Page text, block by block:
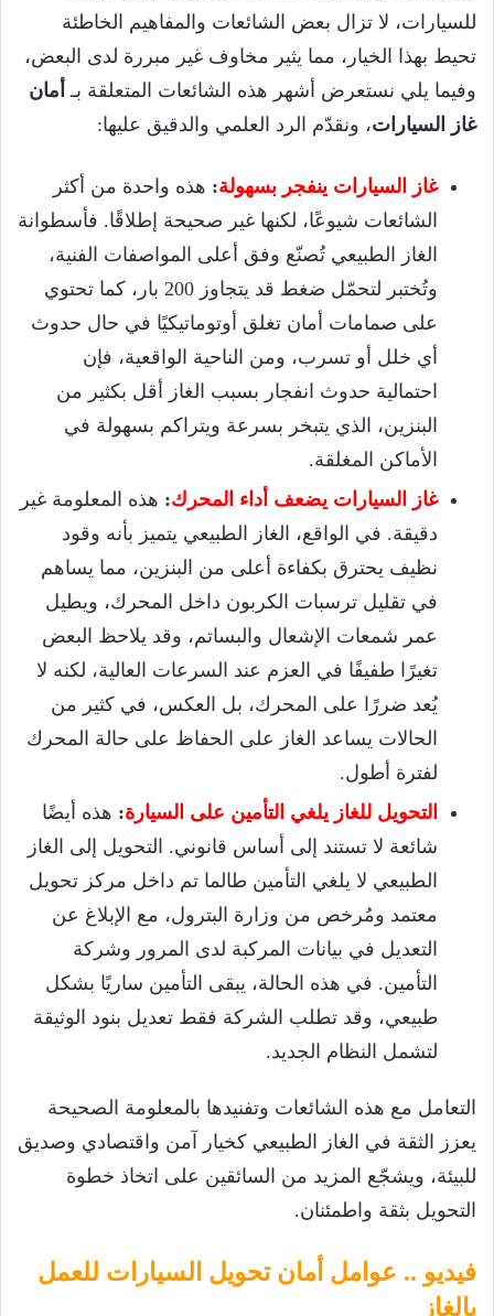
للسيارات، لا تزال بعض الشائعات والمفاهيم الخاطئة
تحيط بهذا الخيار، مما يثير مخاوف غير مبررة لدى البعض،
وفيما يلي نستعرض أشهر هذه الشائعات المتعلقة بـ أمان
غاز السيارات، ونقدّم الرد العلمي والدقيق عليها:
غاز السيارات ينفجر بسهولة: هذه واحدة من أكثر
الشائعات شيوعًا، لكنها غير صحيحة إطلاقًا. فأسطوانة
الغاز الطبيعي تُصنّع وفق أعلى المواصفات الفنية،
وتُختبر لتحمّل ضغط قد يتجاوز 200 بار، كما تحتوي
على صمامات أمان تغلق أوتوماتيكيًا في حال حدوث
أي خلل أو تسرب، ومن الناحية الواقعية، فإن
احتمالية حدوث انفجار بسبب الغاز أقل بكثير من
البنزين، الذي يتبخر بسرعة ويتراكم بسهولة في
الأماكن المغلقة.
غاز السيارات يضعف أداء المحرك: هذه المعلومة غير
دقيقة. في الواقع، الغاز الطبيعي يتميز بأنه وقود
نظيف يحترق بكفاءة أعلى من البنزين، مما يساهم
في تقليل ترسبات الكربون داخل المحرك، ويطيل
عمر شمعات الإشعال والبساتم، وقد يلاحظ البعض
تغيرًا طفيفًا في العزم عند السرعات العالية، لكنه لا
يُعد ضررًا على المحرك، بل العكس، في كثير من
الحالات يساعد الغاز على الحفاظ على حالة المحرك
لفترة أطول.
التحويل للغاز يلغي التأمين على السيارة: هذه أيضًا
شائعة لا تستند إلى أساس قانوني. التحويل إلى الغاز
الطبيعي لا يلغي التأمين طالما تم داخل مركز تحويل
معتمد ومُرخص من وزارة البترول، مع الإبلاغ عن
التعديل في بيانات المركبة لدى المرور وشركة
التأمين. في هذه الحالة، يبقى التأمين ساريًا بشكل
طبيعي، وقد تطلب الشركة فقط تعديل بنود الوثيقة
لتشمل النظام الجديد.
التعامل مع هذه الشائعات وتفنيدها بالمعلومة الصحيحة
يعزز الثقة في الغاز الطبيعي كخيار آمن واقتصادي وصديق
للبيئة، ويشجّع المزيد من السائقين على اتخاذ خطوة
التحويل بثقة واطمئنان.
فيديو .. عوامل أمان تحويل السيارات للعمل
بالغاز